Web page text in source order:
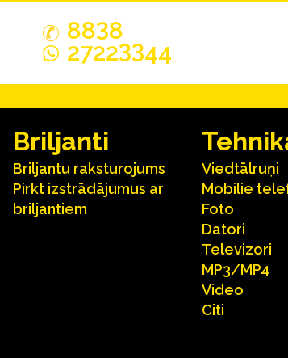
8838
27223344
Briljanti
Briljantu raksturojums
Pirkt izstrādājumus ar
briljantiem
Viedtālruņi
Mobilie
Foto
Datori
Televizori
MP3/MP4
Video
Citi